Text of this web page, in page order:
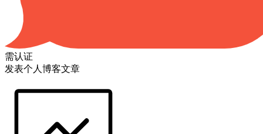
需认证
发表个人博客文章